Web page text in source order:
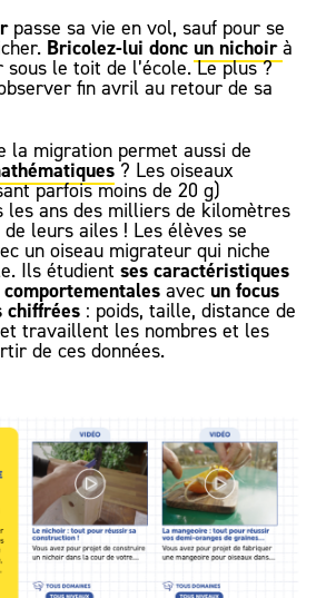
passe sa vie en vol, sauf pour se
Bricolez-lui donc un nichoirà
le toit de l’école. Le plus ?
fin avril au retour de sa
la migration permet aussi de
? Les oiseaux
parfois moins de 20 g)
les ans des milliers de kilomètres
leurs ailes ! Les élèves se
un oiseau migrateur qui niche
Ils étudient ses caractéristiques
avec un focus
chiffrées : poids, taille, distance de
travaillent les nombres et les
de ces données.